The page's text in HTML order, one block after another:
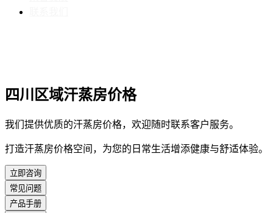
四川区域汗蒸房价格
我们提供优质的汗蒸房价格，欢迎随时联系客户服务。
打造汗蒸房价格空间，为您的日常生活增添健康与舒适体验。
立即咨询
常见问题
产品手册